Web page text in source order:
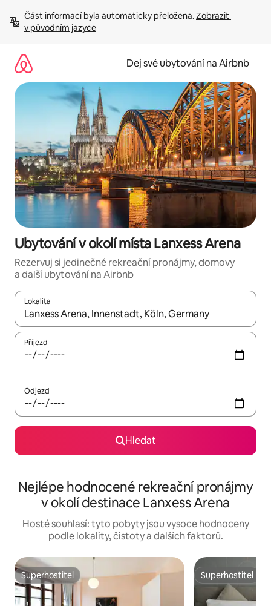
obsah
Část informací byla automaticky přeložena. Zobrazit
v původním jazyce
Dej své ubytování na Airbnb
Ubytování v okolí místa Lanxess Arena
Rezervuj si jedinečné rekreační pronájmy, domovy
a další ubytování na Airbnb
Lokalita
Až budou výsledky k dispozici, můžeš si je procházet pomocí
Příjezd
Odjezd
Hledat
Nejlépe hodnocené rekreační pronájmy
v okolí destinace Lanxess Arena
Hosté souhlasí: tyto pobyty jsou vysoce hodnoceny
podle lokality, čistoty a dalších faktorů.
Superhostitel
Superhostitel Superhostitel
Superhostitel